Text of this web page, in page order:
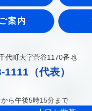
案内
代町大字菅谷1170番地
（代表）
ら午後5時15分まで